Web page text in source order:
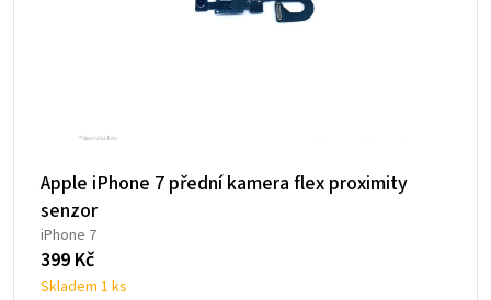
Apple iPhone 7 přední kamera flex proximity
senzor
iPhone 7
399 Kč
Skladem 1 ks